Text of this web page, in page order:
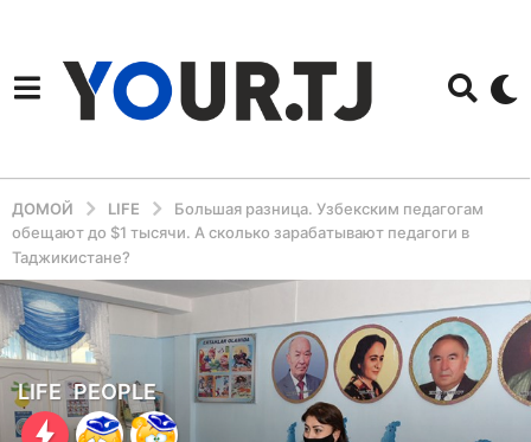
ДОМОЙ LIFE
Большая разница. Узбекским педагогам
обещают до $1 тысячи. А сколько зарабатывают педагоги в
Таджикистане?
5
л
LIFE ,PEOPLE